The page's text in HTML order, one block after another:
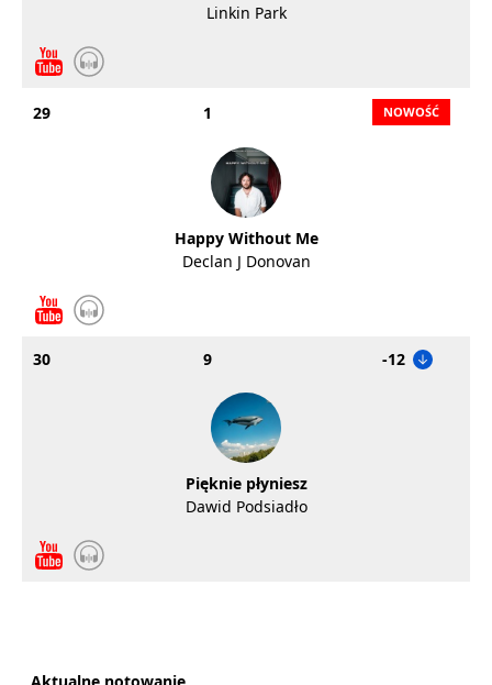
Linkin Park
29 1
Happy Without Me
Declan J Donovan
30 9 -12
Pięknie płyniesz
Dawid Podsiadło